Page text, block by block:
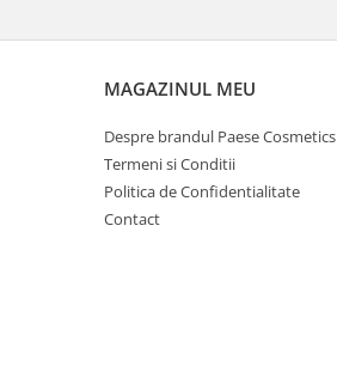
MAGAZINUL MEU
Despre brandul Paese Cosmetics
Termeni si Conditii
Politica de Confidentialitate
Contact